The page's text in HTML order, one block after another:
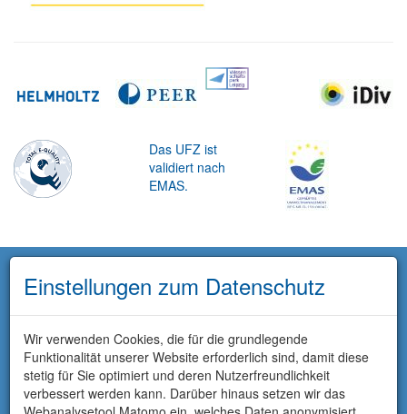
Das UFZ ist
validiert nach
EMAS.
Einstellungen zum Datenschutz
Wir verwenden Cookies, die für die grundlegende
Funktionalität unserer Website erforderlich sind, damit diese
stetig für Sie optimiert und deren Nutzerfreundlichkeit
verbessert werden kann. Darüber hinaus setzen wir das